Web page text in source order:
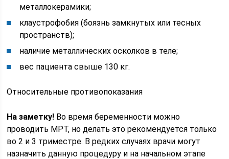
металлокерамики;
клаустрофобия (боязнь замкнутых или тесных
пространств);
наличие металлических осколков в теле;
вес пациента свыше 130 кг.
Относительные противопоказания
На заметку! Во время беременности можно
проводить МРТ, но делать это рекомендуется только
во 2 и 3 триместре. В редких случаях врачи могут
назначить данную процедуру и на начальном этапе